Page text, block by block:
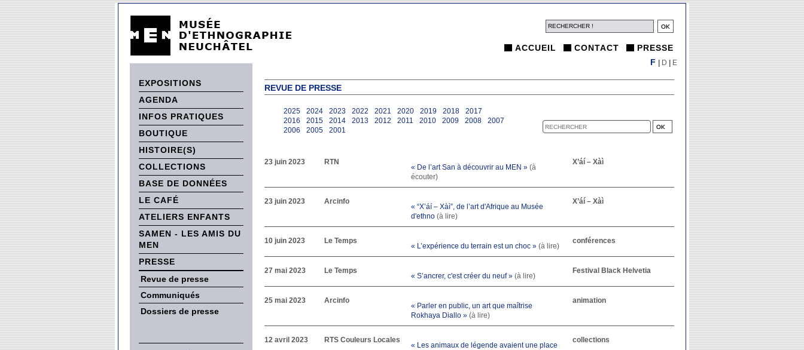
ACCUEIL CONTACT PRESSE
EXPOSITIONS
AGENDA
INFOS PRATIQUES
BOUTIQUE
HISTOIRE(S)
COLLECTIONS
BASE DE DONNÉES
LE CAFÉ
ATELIERS ENFANTS
SAMEN - LES AMIS DU
MEN
PRESSE
Revue de presse
Communiqués
Dossiers de presse
REVUE DE PRESSE
2025 2024 2023 2022 2021 2020 2019 2018
2017
2016
2015 2014 2013 2012 2011 2010 2009 2008
2007
2006
2005 2001
23 juin 2023 RTN
« De l’art San à découvrir au MEN » (à
écouter)
X’áí – Xàì
23 juin 2023 Arcinfo
« “X’áí – Xàì”, de l’art d'Afrique au Musée
d'ethno (à lire)
X’áí – Xàì
10 juin 2023 Le Temps
« L’expérience du terrain est un choc » (à lire)
conférences
27 mai 2023 Le Temps
« S’ancrer, c'est créer du neuf » (à lire)
Festival Black Helvetia
25 mai 2023 Arcinfo
« Parler en public, un art que maîtrise
Rokhaya Diallo » (à lire)
animation
12 avril 2023 RTS Couleurs Locales
« Les animaux de légende avaient une place
collections
F D E